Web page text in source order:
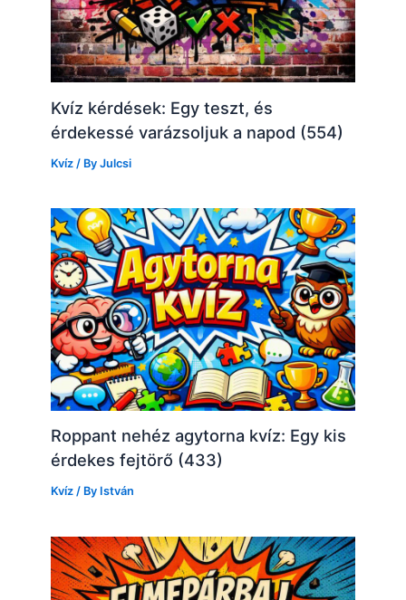
Kvíz kérdések: Egy teszt, és
érdekessé varázsoljuk a napod (554)
Kvíz / ByJulcsi
Roppant nehéz agytorna kvíz: Egy kis
érdekes fejtörő (433)
Kvíz / By István